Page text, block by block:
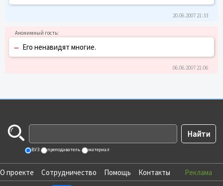
20.06.2007 21:33
– Его ненавидят многие.
06.06.2007 21:06
ВУЗ преподаватель материал
О проекте Сотрудничество Помощь Контакты Реклама